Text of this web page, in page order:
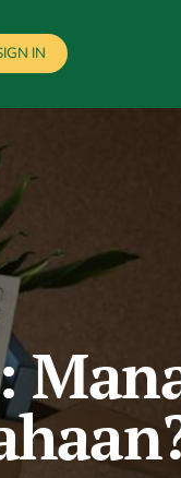
IN